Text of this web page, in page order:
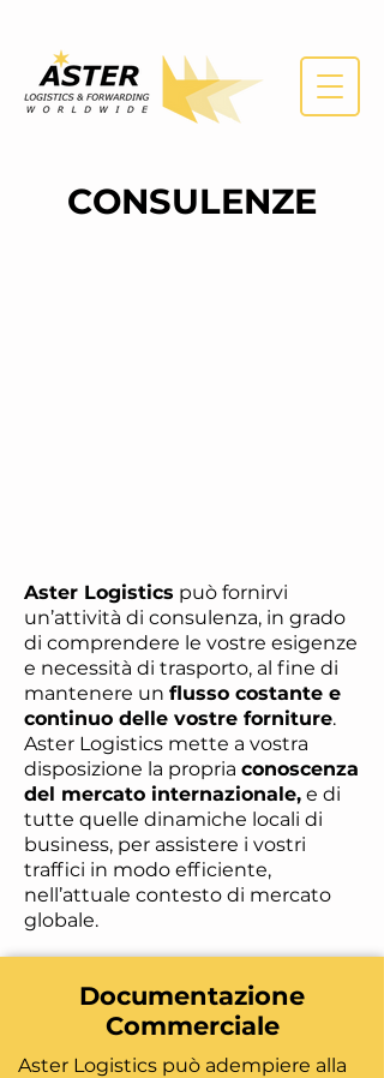
CONSULENZE
Aster Logistics può fornirvi
un’attività di consulenza, in grado
di comprendere le vostre esigenze
e necessità di trasporto, al fine di
mantenere un flusso costante e
continuo delle vostre forniture.
Aster Logistics mette a vostra
disposizione la propria conoscenza
del mercato internazionale, e di
tutte quelle dinamiche locali di
business, per assistere i vostri
traffici in modo efficiente,
nell’attuale contesto di mercato
globale.
Documentazione
Commerciale
Aster Logistics può adempiere alla